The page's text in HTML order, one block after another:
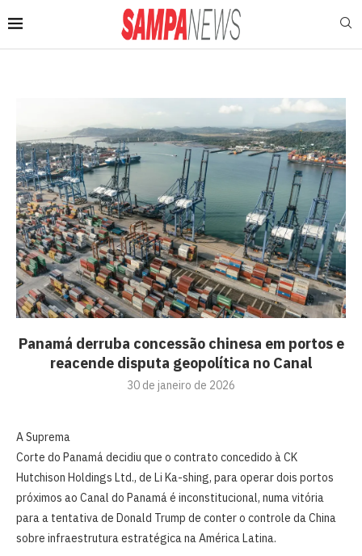
Panamá derruba concessão chinesa em portos e
reacende disputa geopolítica no Canal
30 de janeiro de 2026
A Suprema
Corte do Panamá decidiu que o contrato concedido à CK
Hutchison Holdings Ltd., de Li Ka-shing, para operar dois portos
próximos ao Canal do Panamá é inconstitucional, numa vitória
para a tentativa de Donald Trump de conter o controle da China
sobre infraestrutura estratégica na América Latina.